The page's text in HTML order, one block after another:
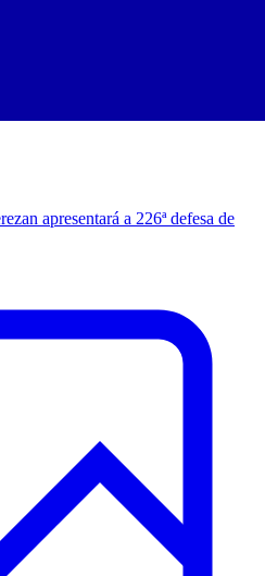
apresentará a 226ª defesa de